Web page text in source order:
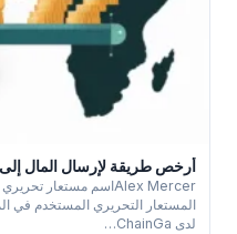
أرخص طريقة لإرسال المال إلى
المستعار التحريري المستخدم في
لدى ChainGa…